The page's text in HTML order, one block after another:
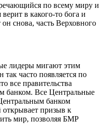
по всему миру и
в какого-то бога и
снова, часть Верховного
лидеры мигают этим
часто появляется по
все правительства
банком. Все Центральные
банком
призыв к
мир, позволяя БМР